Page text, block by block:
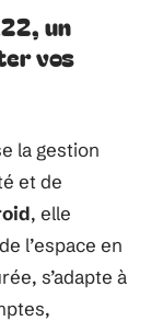
un
vos
la gestion
et de
, elle
l’espace en
s’adapte à